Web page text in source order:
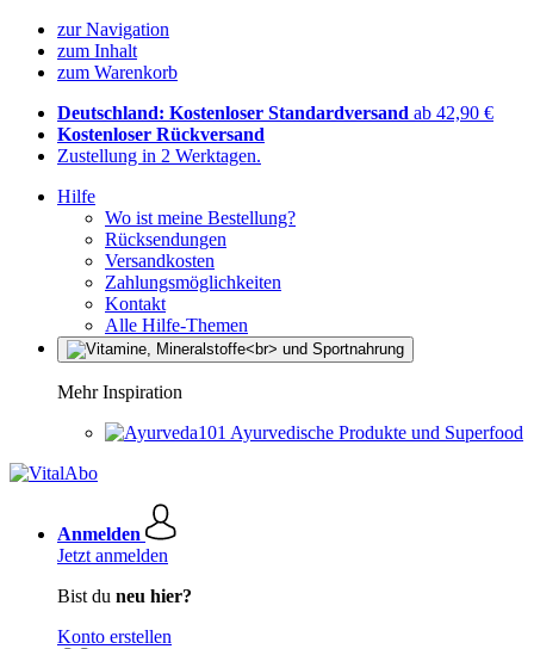
zur Navigation
zum Inhalt
zum Warenkorb
Deutschland: Kostenloser Standardversand ab 42,90 €
Kostenloser Rückversand
Zustellung in 2 Werktagen.
Hilfe
Wo ist meine Bestellung?
Rücksendungen
Versandkosten
Zahlungsmöglichkeiten
Kontakt
Alle Hilfe-Themen
Mehr Inspiration
Ayurvedische Produkte und Superfood
Anmelden
Jetzt anmelden
Bist du neu hier?
Konto erstellen